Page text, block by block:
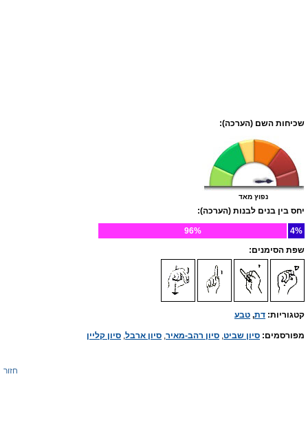
שכיחות השם (הערכה):
נפוץ מאד
יחס בין בנים לבנות (הערכה):
4%
96%
שפת הסימנים:
קטגוריות: דת, טבע
מפורסמים: סיון שביט, סיון רהב-מאיר, סיון ארבל, סיון קליין
חזור